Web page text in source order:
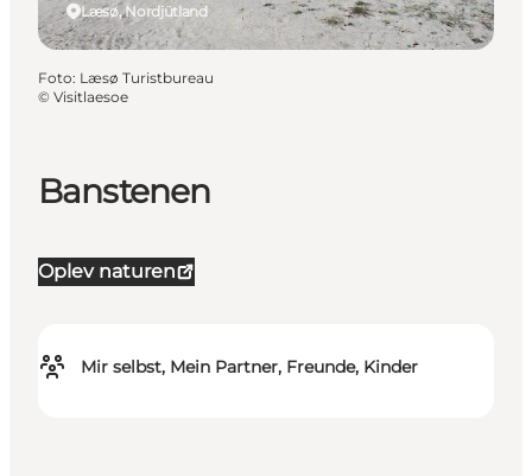
Banstenen
Oplev naturen
Mir selbst, Mein Partner, Freunde, Kinder
Læsø, Nordjütland
Foto: Læsø Turistbureau
© Visitlaesoe